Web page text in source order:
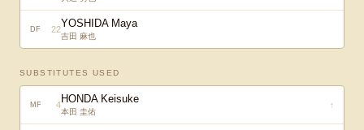
DF 22YOSHIDA Maya
吉田 麻也
SUBSTITUTES USED
MF 4HONDA Keisuke
本田 圭佑
↑